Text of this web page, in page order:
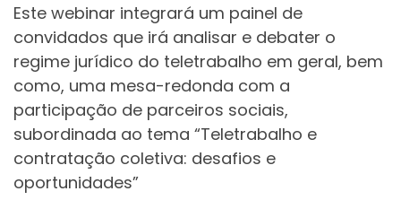
Este webinar integrará um painel de
convidados que irá analisar e debater o
regime jurídico do teletrabalho em geral, bem
como, uma mesa-redonda com a
participação de parceiros sociais,
subordinada ao tema “Teletrabalho e
contratação coletiva: desafios e
oportunidades”